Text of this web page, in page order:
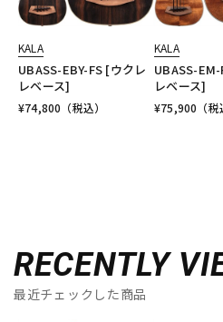
KALA
UBASS-EBY-FS [ウクレ
レベース]
¥74,800 （税込）
KALA
UBASS-
レベース]
¥75,900 （税
RECENTLY
最近チェックした商品